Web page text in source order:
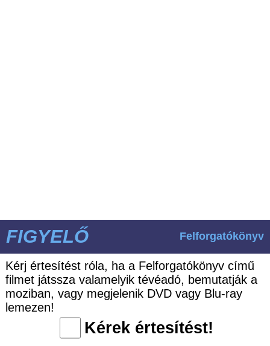
FIGYELŐ Felforgatókönyv
Kérj értesítést róla, ha a Felforgatókönyv című
filmet játssza valamelyik tévéadó, bemutatják a
moziban, vagy megjelenik DVD vagy Blu-ray
lemezen!
Kérek értesítést!